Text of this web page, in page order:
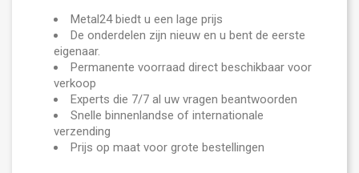
Metal24 biedt u een lage prijs
De onderdelen zijn nieuw en u bent de eerste
eigenaar.
Permanente voorraad direct beschikbaar voor
verkoop
Experts die 7/7 al uw vragen beantwoorden
Snelle binnenlandse of internationale
verzending
Prijs op maat voor grote bestellingen